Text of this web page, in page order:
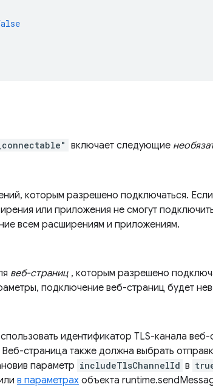
включает следующие
которым разрешено подключаться.
или приложения не смогут
всем расширениям и приложениям.
веб-страниц , которым разрешено
подключение веб-страниц будет
идентификатор TLS-канала веб-
страница также должна выбрать
параметр includeTlsChannelId в
в параметрах объекта